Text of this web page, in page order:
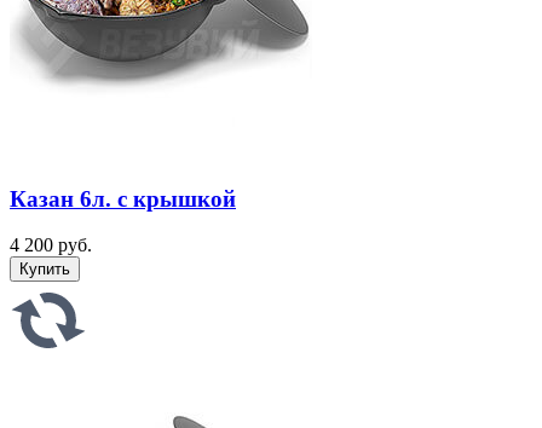
Казан 6л. с крышкой
4 200 руб.